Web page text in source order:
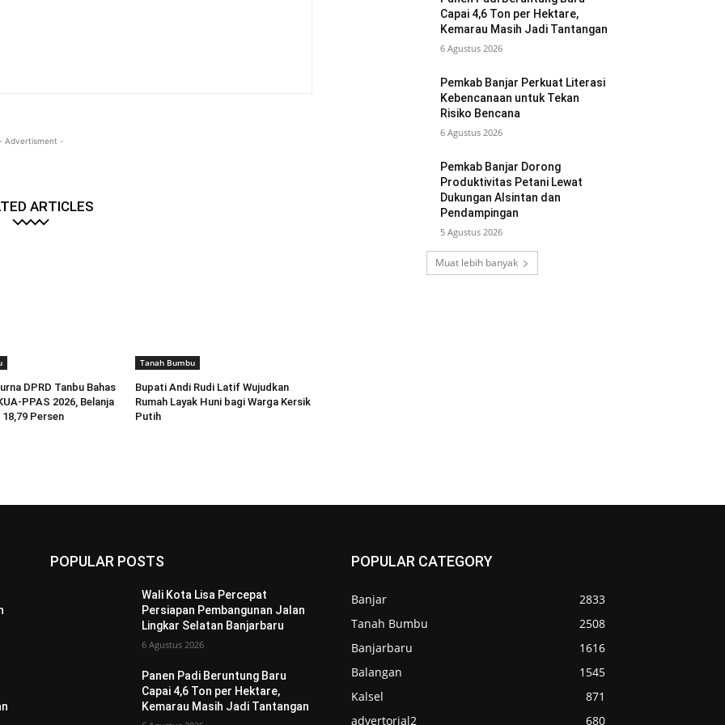
Advertisment -
ARTICLES
DPRD Tanbu Bahas
PPAS 2026, Belanja
Persen
Tanah Bumbu
Bupati Andi Rudi Latif Wujudkan
Rumah Layak Huni bagi Warga Kersik
Putih
Capai 4,6 Ton per Hektare,
Kemarau Masih Jadi Tantangan
6 Agustus 2026
Pemkab Banjar Perkuat Literasi
Kebencanaan untuk Tekan
Risiko Bencana
6 Agustus 2026
Pemkab Banjar Dorong
Produktivitas Petani Lewat
Dukungan Alsintan dan
Pendampingan
5 Agustus 2026
Muat lebih banyak
POPULAR POSTS
Wali Kota Lisa Percepat
Persiapan Pembangunan Jalan
Lingkar Selatan Banjarbaru
6 Agustus 2026
Panen Padi Beruntung Baru
Capai 4,6 Ton per Hektare,
Kemarau Masih Jadi Tantangan
POPULAR CATEGORY
Banjar
2833
Tanah Bumbu
2508
Banjarbaru
1616
Balangan
1545
Kalsel
871
advertorial2
680